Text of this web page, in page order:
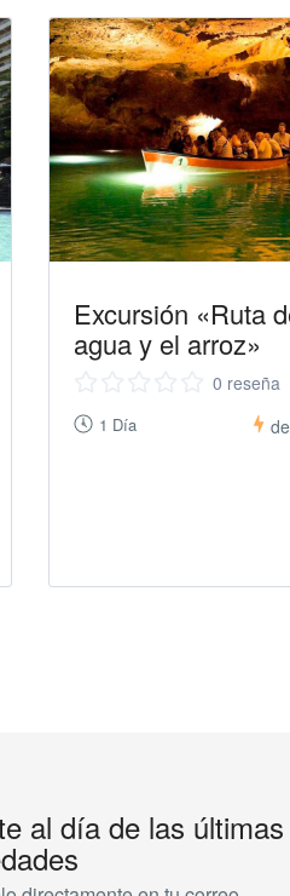
Excursión «Ruta
agua y el arroz»
0 reseña
1 Día de
al día de las últimas